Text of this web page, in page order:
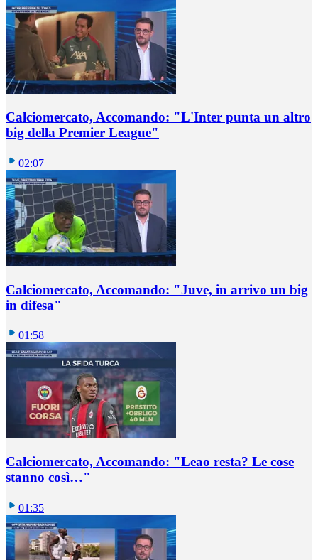
Calciomercato, Accomando: "L'Inter punta un altro
big della Premier League"
02:07
Calciomercato, Accomando: "Juve, in arrivo un big
in difesa"
01:58
Calciomercato, Accomando: "Leao resta? Le cose
stanno così…"
01:35